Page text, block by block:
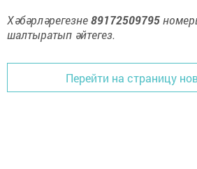
Хәбәрләрегезне89172509795
шалтыратып әйтегез.
Перейти на страницу